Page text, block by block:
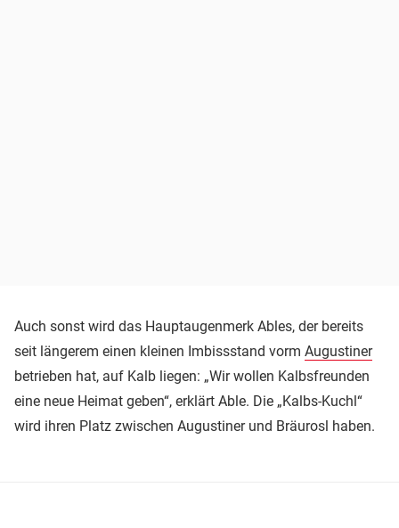
Auch sonst wird das Hauptaugenmerk Ables, der bereits
seit längerem einen kleinen Imbissstand vorm Augustiner
betrieben hat, auf Kalb liegen: „Wir wollen Kalbsfreunden
eine neue Heimat geben“, erklärt Able. Die „Kalbs-Kuchl“
wird ihren Platz zwischen Augustiner und Bräurosl haben.